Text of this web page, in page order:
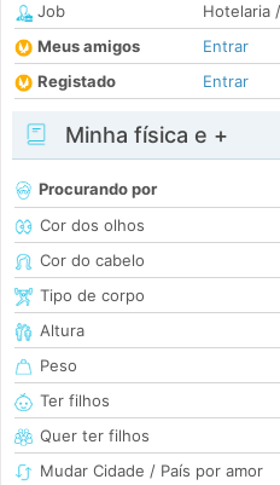
Job
Hotelaria
Meus amigos
Entrar
Registado
Entrar
Minha física e +
Procurando por
Cor dos olhos
Cor do cabelo
Tipo de corpo
Altura
Peso
Ter filhos
Quer ter filhos
Mudar Cidade / País por amor